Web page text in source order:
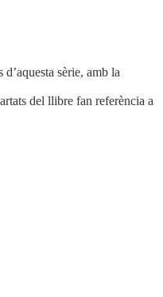
sèrie, amb la
del llibre fan referència a